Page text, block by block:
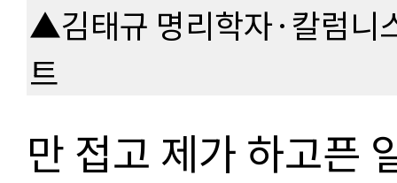
▲김태규 명리학자·칼럼니
트
만 접고 제가 하고픈